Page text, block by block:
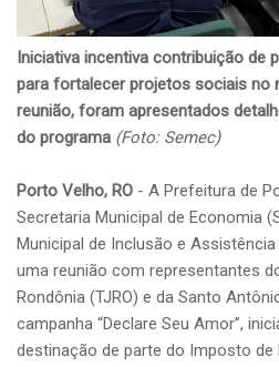
Iniciativa incentiva contribuição de
para fortalecer projetos sociais no
reunião, foram apresentados
do programa (Foto: Semec)
Porto Velho, RO - A Prefeitura de
Secretaria Municipal de Economia
Municipal de Inclusão e
uma reunião com representantes
Rondônia (TJRO) e da Santo
campanha “Declare Seu Amor”,
destinação de parte do Imposto de